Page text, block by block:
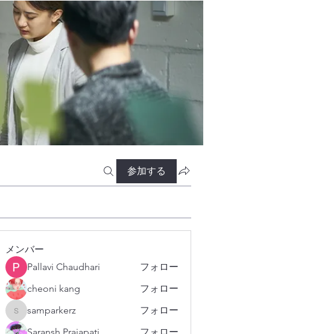
参加する
メンバー
Pallavi Chaudhari
フォロー
cheoni kang
フォロー
samparkerz
samparkerz
フォロー
Saransh Prajapati
フォロー